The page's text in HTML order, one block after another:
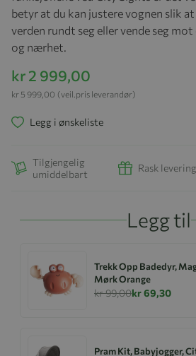
betyr at du kan justere vognen slik at
verden rundt seg eller vende seg
og nærhet.
kr 2 999,00
(veil.pris leverandør)
kr 5 999,00
Legg i ønskeliste
Tilgjengelig
umiddelbart
Rask levering
Legg til
Trekk Opp Badedyr,
Mørk Orange
kr 99,00kr 69,30
Pram Kit, Babyjogger,